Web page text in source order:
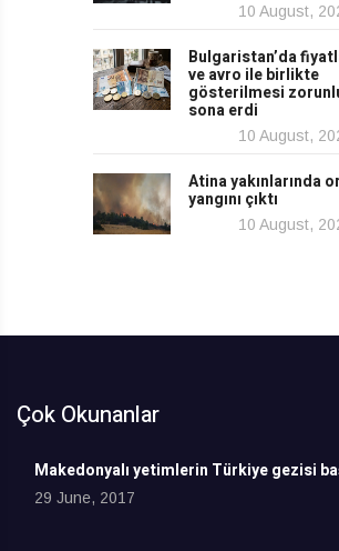
10 August,
Bulgaristan’da
ve avro ile birlikte
gösterilmesi
sona erdi
10 August,
Atina yakınlarında
yangını çıktı
10 August,
Çok Okunanlar
Makedonyalı yetimlerin Türkiye gezisi
29 June, 2017